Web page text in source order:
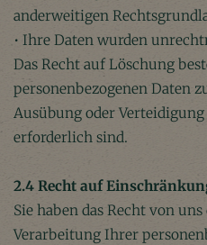
anderweitigen
• Ihre Daten wurden
Das Recht auf Löschung
personenbezogenen Daten
Ausübung oder
erforderlich sind.
2.4 Recht auf
Sie haben das Recht von
Verarbeitung Ihrer